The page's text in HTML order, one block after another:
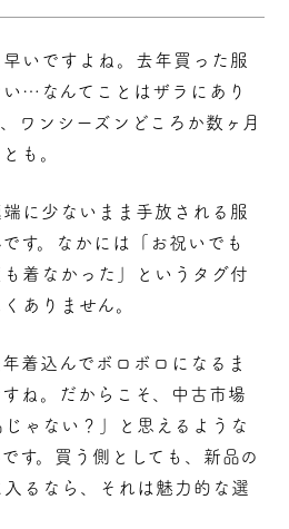
いですよね。去年買った服
…なんてことはザラにあり
ワンシーズンどころか数ヶ月
も。
に少ない まま手放される服
す。なかには「お祝いでも
着なかった」というタグ付
ありません。
着込んでボロボロになるま
ね。だからこそ、中古市場
ゃない？」と思えるような
す。買う側としても、新品の
るなら、それは魅力的な選